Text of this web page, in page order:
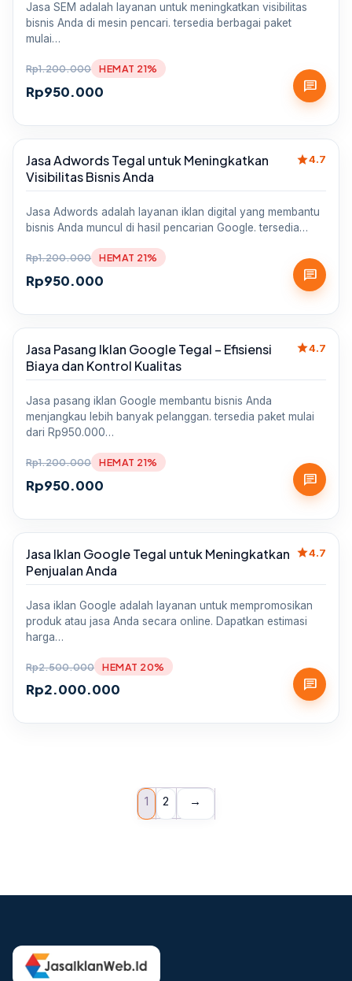
Jasa SEM adalah layanan untuk meningkatkan visibilitas
bisnis Anda di mesin pencari. tersedia berbagai paket
mulai…
Rp1.200.000
Rp950.000
HEMAT 21%
chat
Sale
Jasa Adwords Tegal untuk Meningkatkan
Visibilitas Bisnis Anda
star4.7
Jasa Adwords adalah layanan iklan digital yang membantu
bisnis Anda muncul di hasil pencarian Google. tersedia…
Rp1.200.000
Rp950.000
HEMAT 21%
chat
Sale
Jasa Pasang Iklan Google Tegal – Efisiensi
Biaya dan Kontrol Kualitas
star4.7
Jasa pasang iklan Google membantu bisnis Anda
menjangkau lebih banyak pelanggan. tersedia paket mulai
dari Rp950.000…
Rp1.200.000
Rp950.000
HEMAT 21%
chat
Sale
Jasa Iklan Google Tegal untuk Meningkatkan
Penjualan Anda
star4.7
Jasa iklan Google adalah layanan untuk mempromosikan
produk atau jasa Anda secara online. Dapatkan estimasi
harga…
Rp2.500.000
Rp2.000.000
HEMAT 20%
chat
1 2 →